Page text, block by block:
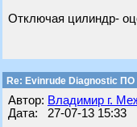
Отключая цилиндр-
Re: Evinrude Diagnostic ПО
Автор: Владимир г.
Дата: 27-07-13 15:33